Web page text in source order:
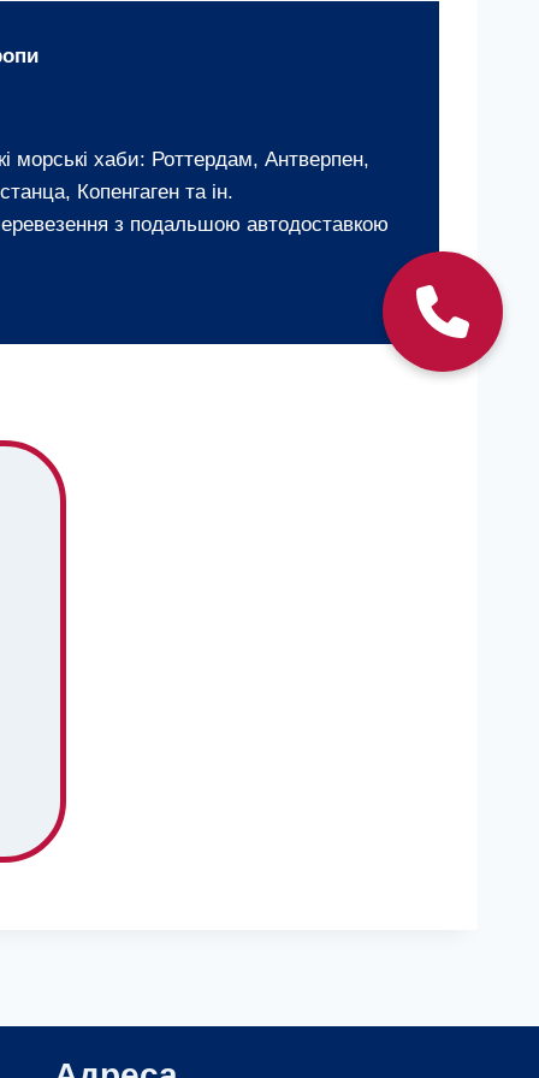
морські хаби: Роттердам, Антверпен,
Копенгаген та ін.
з подальшою автодоставкою